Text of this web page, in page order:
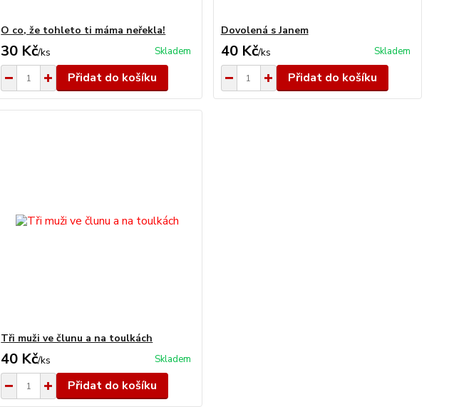
O co, že tohleto ti máma neřekla!
30 Kč/ks Skladem
Přidat do košíku
Dovolená s Janem
40 Kč/ks Skladem
Přidat do košíku
Tři muži ve člunu a na toulkách
40 Kč/ks Skladem
Přidat do košíku